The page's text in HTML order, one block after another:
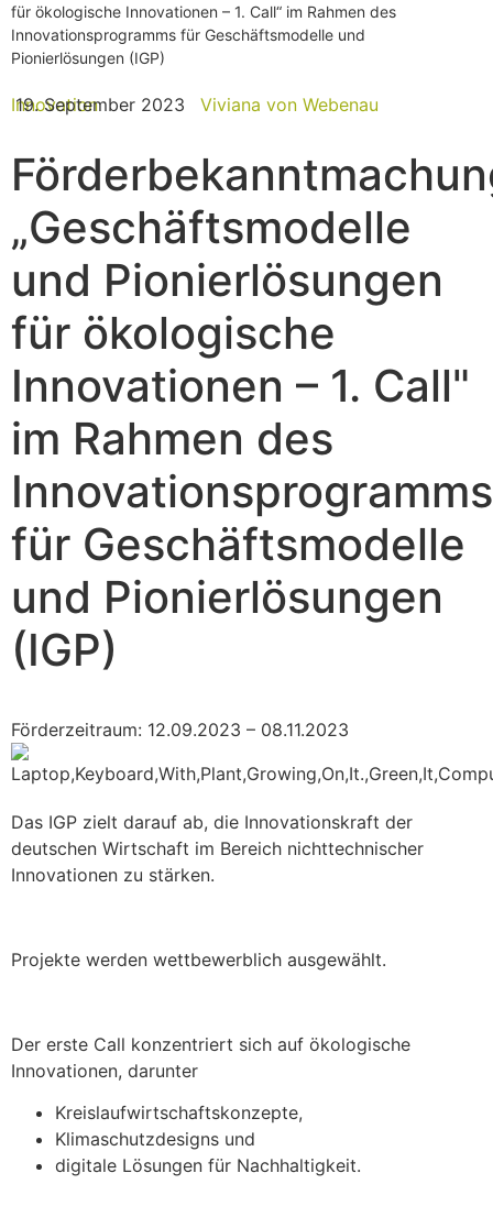
für ökologische Innovationen – 1. Call“ im Rahmen des
Innovationsprogramms für Geschäftsmodelle und
Pionierlösungen (IGP)
Innovation
19. September 2023 Viviana von Webenau
„Geschäftsmodelle
und Pionierlösungen
für ökologische
Innovationen – 1. Call"
im Rahmen des
Innovationsprogramms
für Geschäftsmodelle
und Pionierlösungen
(IGP)
Förderzeitraum: 12.09.2023 – 08.11.2023
Das IGP zielt darauf ab, die Innovationskraft der
deutschen Wirtschaft im Bereich nichttechnischer
Innovationen zu stärken.
Projekte werden wettbewerblich ausgewählt.
Der erste Call konzentriert sich auf ökologische
Innovationen, darunter
Kreislaufwirtschaftskonzepte,
Klimaschutzdesigns und
digitale Lösungen für Nachhaltigkeit.